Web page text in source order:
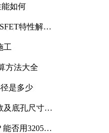
如何
特性解析
工
方法大全
是多少
及底孔尺寸详
能否用3205或